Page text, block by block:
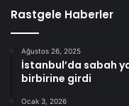
Rastgele Haberler
Ağustos 26, 2025
İstanbul’da sabah
birbirine girdi
Ocak 3, 2026